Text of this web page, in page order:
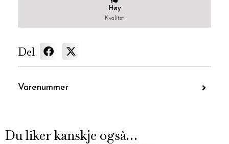
Høy
Kvalitet
Del
Varenummer
Du liker kanskje også…